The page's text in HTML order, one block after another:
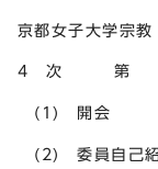
京都女子大学宗教
4 次 第
(1) 開会
(2) 委員自己